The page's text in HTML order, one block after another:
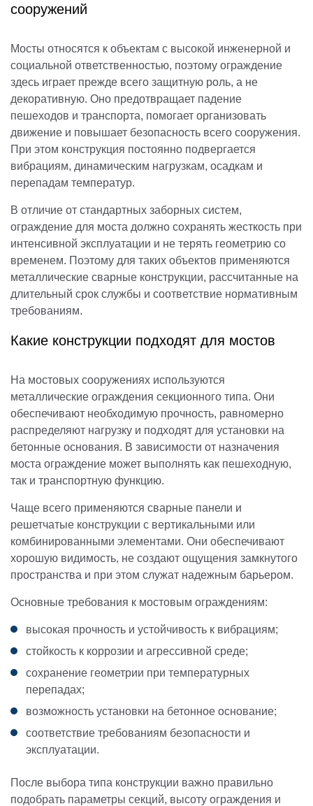
сооружений
Мосты относятся к объектам с высокой инженерной и
социальной ответственностью, поэтому ограждение
здесь играет прежде всего защитную роль, а не
декоративную. Оно предотвращает падение
пешеходов и транспорта, помогает организовать
движение и повышает безопасность всего сооружения.
При этом конструкция постоянно подвергается
вибрациям, динамическим нагрузкам, осадкам и
перепадам температур.
В отличие от стандартных заборных систем,
ограждение для моста должно сохранять жесткость при
интенсивной эксплуатации и не терять геометрию со
временем. Поэтому для таких объектов применяются
металлические сварные конструкции, рассчитанные на
длительный срок службы и соответствие нормативным
требованиям.
Какие конструкции подходят для мостов
На мостовых сооружениях используются
металлические ограждения секционного типа. Они
обеспечивают необходимую прочность, равномерно
распределяют нагрузку и подходят для установки на
бетонные основания. В зависимости от назначения
моста ограждение может выполнять как пешеходную,
так и транспортную функцию.
Чаще всего применяются сварные панели и
решетчатые конструкции с вертикальными или
комбинированными элементами. Они обеспечивают
хорошую видимость, не создают ощущения замкнутого
пространства и при этом служат надежным барьером.
Основные требования к мостовым ограждениям:
высокая прочность и устойчивость к вибрациям;
стойкость к коррозии и агрессивной среде;
сохранение геометрии при температурных
перепадах;
возможность установки на бетонное основание;
соответствие требованиям безопасности и
эксплуатации.
После выбора типа конструкции важно правильно
подобрать параметры секций, высоту ограждения и